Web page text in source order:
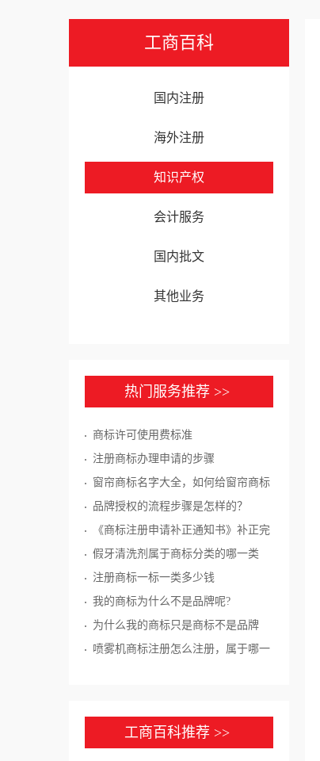
工商百科
国内注册
海外注册
知识产权
会计服务
国内批文
其他业务
热门服务推荐 >>
商标许可使用费标准
注册商标办理申请的步骤
窗帘商标名字大全，如何给窗帘商标
起名？
品牌授权的流程步骤是怎样的？
《商标注册申请补正通知书》补正完
成，要在多长时间内寄回?
假牙清洗剂属于商标分类的哪一类
注册商标一标一类多少钱
我的商标为什么不是品牌呢?
为什么我的商标只是商标不是品牌
呢?
喷雾机商标注册怎么注册，属于哪一
工商百科推荐 >>